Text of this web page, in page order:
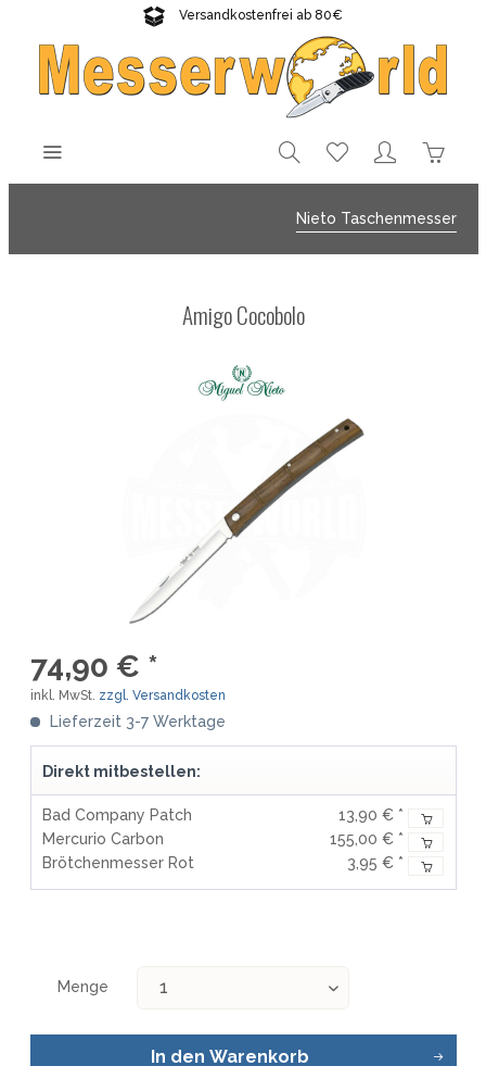
Versandkostenfrei ab 80€
Gratisversand sichern!
Nieto Taschenmesser
Amigo Cocobolo
74,90 € *
inkl. MwSt. zzgl. Versandkosten
Lieferzeit 3-7 Werktage
Direkt mitbestellen:
Bad Company Patch
13,90 € *
Mercurio Carbon
155,00 € *
Brötchenmesser Rot
3,95 € *
Menge
In den Warenkorb